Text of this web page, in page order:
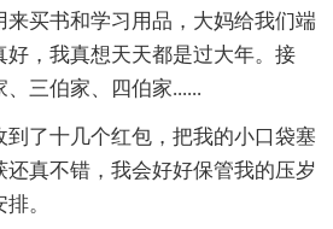
买书和学习用品，大妈给我们端
，我真想天天都是过大年。接
三伯家、四伯家......
到了十几个红包，把我的小口袋塞
真不错，我会好好保管我的压岁
。